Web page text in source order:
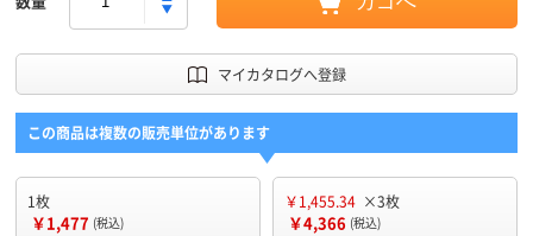
マイカタログへ登録
この商品は複数の販売単位があります
1枚
￥1,477 (税込)
￥1,455.34 ×3枚
￥4,366 (税込)